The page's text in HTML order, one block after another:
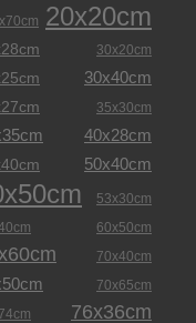
20x20cm
30x20cm
30x40cm
35x30cm
40x28cm
50x40cm
53x30cm
60x50cm
70x40cm
70x65cm
76x36cm